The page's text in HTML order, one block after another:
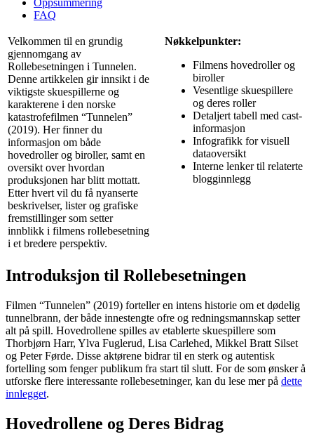
Oppsummering
FAQ
Velkommen til en grundig
gjennomgang av
Rollebesetningen i Tunnelen.
Denne artikkelen gir innsikt i de
viktigste skuespillerne og
karakterene i den norske
katastrofefilmen “Tunnelen”
(2019). Her finner du
informasjon om både
hovedroller og biroller, samt en
oversikt over hvordan
produksjonen har blitt mottatt.
Etter hvert vil du få nyanserte
beskrivelser, lister og grafiske
fremstillinger som setter
innblikk i filmens rollebesetning
i et bredere perspektiv.
Nøkkelpunkter:
Filmens hovedroller og
biroller
Vesentlige skuespillere
og deres roller
Detaljert tabell med cast-
informasjon
Infografikk for visuell
dataoversikt
Interne lenker til relaterte
blogginnlegg
Introduksjon til Rollebesetningen
Filmen “Tunnelen” (2019) forteller en intens historie om et dødelig
tunnelbrann, der både innestengte ofre og redningsmannskap setter
alt på spill. Hovedrollene spilles av etablerte skuespillere som
Thorbjørn Harr, Ylva Fuglerud, Lisa Carlehed, Mikkel Bratt Silset
og Peter Førde. Disse aktørene bidrar til en sterk og autentisk
fortelling som fenger publikum fra start til slutt. For de som ønsker å
utforske flere interessante rollebesetninger, kan du lese mer på dette
innlegget.
Hovedrollene og Deres Bidrag